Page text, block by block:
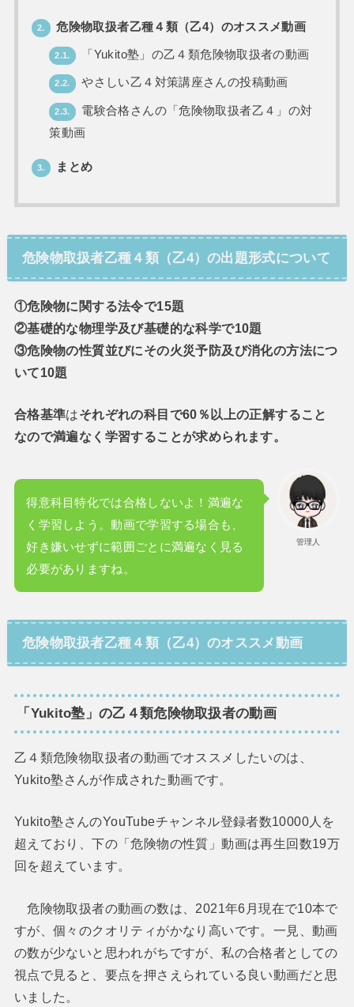
2. 危険物取扱者乙種４類（乙4）のオススメ動画
2.1. 「Yukito塾」の乙４類危険物取扱者の動画
2.2. やさしい乙４対策講座さんの投稿動画
2.3.
電験合格さんの「危険物取扱者乙４」の対
策動画
3. まとめ
危険物取扱者乙種４類（乙4）の出題形式について
①危険物に関する法令で15題
②基礎的な物理学及び基礎的な科学で10題
③危険物の性質並びにその火災予防及び消化の方法につ
いて10題
合格基準はそれぞれの科目で60％以上の正解すること
なので満遍なく学習することが求められます。
管理人
得意科目特化では合格しないよ！満遍な
く学習しよう。動画で学習する場合も、
好き嫌いせずに範囲ごとに満遍なく見る
必要がありますね。
危険物取扱者乙種４類（乙4）のオススメ動画
「Yukito塾」の乙４類危険物取扱者の動画
乙４類危険物取扱者の動画でオススメしたいのは、
Yukito塾さんが作成された動画です。
Yukito塾さんのYouTubeチャンネル登録者数10000人を
超えており、下の「危険物の性質」動画は再生回数19万
回を超えています。
危険物取扱者の動画の数は、2021年6月現在で10本で
すが、個々のクオリティがかなり高いです。一見、動画
の数が少ないと思われがちですが、私の合格者としての
視点で見ると、要点を押さえられている良い動画だと思
いました。